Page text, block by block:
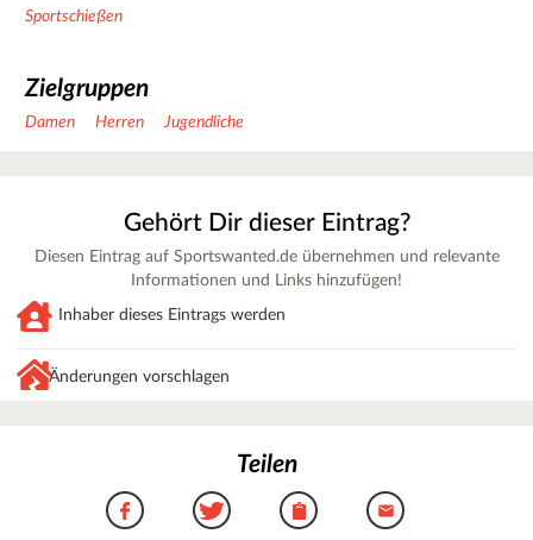
Sportschießen
Zielgruppen
Damen Herren Jugendliche
Gehört Dir dieser Eintrag?
Diesen Eintrag auf Sportswanted.de übernehmen und relevante
Informationen und Links hinzufügen!
Inhaber dieses Eintrags werden
Änderungen vorschlagen
Teilen